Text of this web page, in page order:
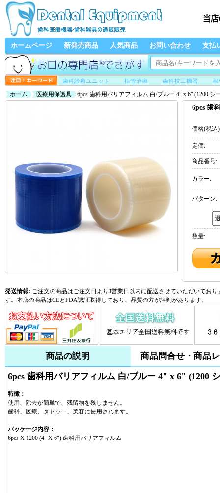
ホームページ 新発売商品 人気商品 お問い合わせ 支払
歯科診療ユニット 根管治療 歯科技工機器
根
ホーム
医療用保護具 6pcs 歯科用バリアフィルム 白/ブルー 4" x 6" (1200 シ
6pcs 歯
価格(税込
定価:
商品番号:
カラー:
パターン:
数量:
発送情報: ご注文の商品はご注文日より3営業日以内に配送させていただいてお
す。本店の商品はCEとFDA認証取得しており、品質の方が評判があります。
商品の説明 商品問合せ・商品
6pcs 歯科用バリアフィルム 白/ブルー 4" x 6" (1200
特徴：
使用、除去が簡単で、残留物を残しません。
歯科、医療、タトゥー、美容に使用されます。
パッケージ内容：
6pcs X 1200 (4" X 6") 歯科用バリアフィルム